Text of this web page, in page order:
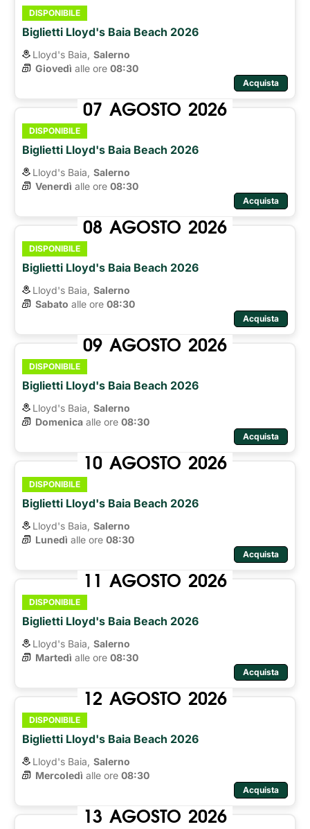
DISPONIBILE
Biglietti Lloyd's Baia Beach 2026
Lloyd's Baia, Salerno
Giovedì alle ore 08:30
Acquista
07 AGOSTO 2026
DISPONIBILE
Biglietti Lloyd's Baia Beach 2026
Lloyd's Baia, Salerno
Venerdì alle ore 08:30
Acquista
08 AGOSTO 2026
DISPONIBILE
Biglietti Lloyd's Baia Beach 2026
Lloyd's Baia, Salerno
Sabato alle ore 08:30
Acquista
09 AGOSTO 2026
DISPONIBILE
Biglietti Lloyd's Baia Beach 2026
Lloyd's Baia, Salerno
Domenica alle ore 08:30
Acquista
10 AGOSTO 2026
DISPONIBILE
Biglietti Lloyd's Baia Beach 2026
Lloyd's Baia, Salerno
Lunedì alle ore 08:30
Acquista
11 AGOSTO 2026
DISPONIBILE
Biglietti Lloyd's Baia Beach 2026
Lloyd's Baia, Salerno
Martedì alle ore 08:30
Acquista
12 AGOSTO 2026
DISPONIBILE
Biglietti Lloyd's Baia Beach 2026
Lloyd's Baia, Salerno
Mercoledì alle ore 08:30
Acquista
13 AGOSTO 2026